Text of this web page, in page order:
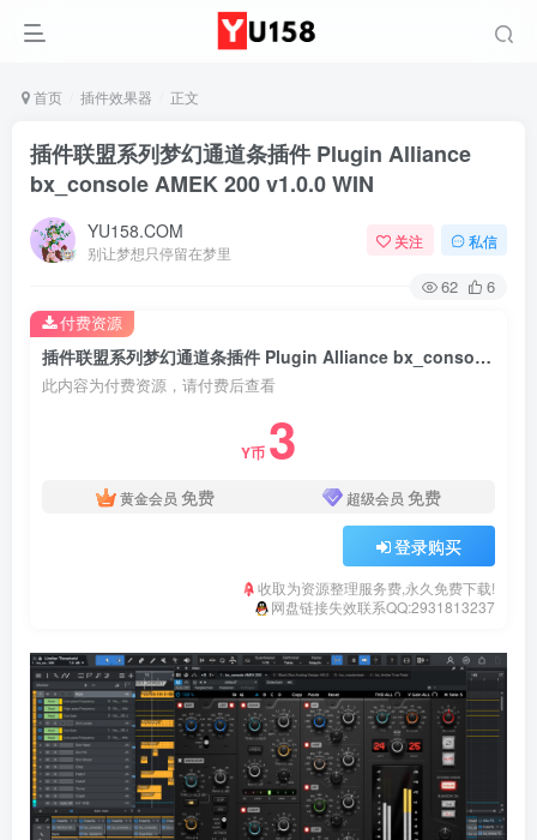
首页 插件效果器 正文
插件联盟系列梦幻通道条插件 Plugin Alliance
bx_console AMEK 200 v1.0.0 WIN
YU158.COM
别让梦想只停留在梦里
关注 私信
62 6
插件联盟系列梦幻通道条插件 Plugin Alliance bx_console AMEK 200 v1.0.0 WIN
此内容为付费资源，请付费后查看
Y币 3
黄金会员 免费 超级会员 免费
登录购买
收取为资源整理服务费,永久免费下载!
网盘链接失效联系QQ:2931813237
付费资源